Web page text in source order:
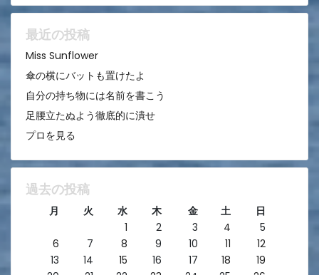
ョ
ン
最近の投稿
Miss Sunflower
傘の横にバットも置けたよ
自分の持ち物には名前を書こう
足腰立たぬよう徹底的に潰せ
プロを見る
過去の投稿
月 火 水 木 金 土
日
1
2 3 4
5
6
7 8 9 10 11
12
13
14 15 16 17 18
19